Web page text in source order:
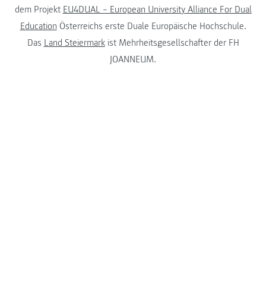
dem Projekt EU4DUAL – European University Alliance For Dual
Education Österreichs erste Duale Europäische Hochschule.
Das Land Steiermarkist Mehrheitsgesellschafter der FH
JOANNEUM.